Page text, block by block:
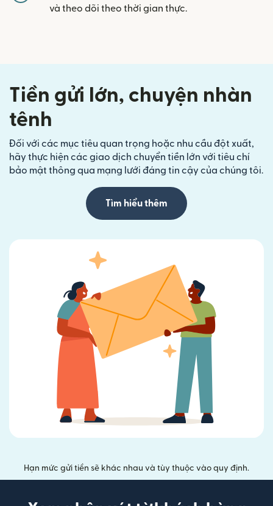
và theo dõi theo thời gian thực.
Tiền gửi lớn, chuyện nhàn
tênh
Đối với các mục tiêu quan trọng hoặc nhu cầu đột xuất,
hãy thực hiện các giao dịch chuyển tiền lớn với tiêu chí
bảo mật thông qua mạng lưới đáng tin cậy của chúng tôi.
Tìm hiểu thêm
Hạn mức gửi tiền sẽ khác nhau và tùy thuộc vào quy định.